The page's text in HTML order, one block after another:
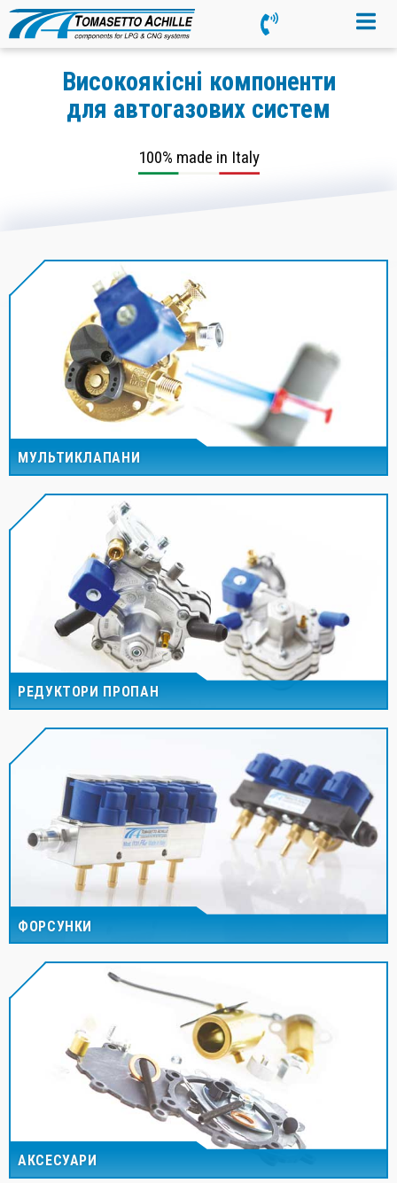
Високоякісні компоненти
для автогазових систем
100% made in Italy
МУЛЬТИКЛАПАНИ
РЕДУКТОРИ ПРОПАН
ФОРСУНКИ
АКСЕСУАРИ